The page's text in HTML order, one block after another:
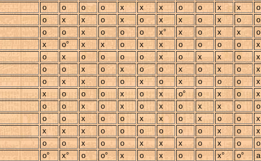
o o o o x x x o o x x o
o x x o x o x x o x o o
o o x o o o x° x o x x o
x o° x x o x x o o o o x
o x o o o o x o x x o x
o o x o x o o x o x o x
o x x o o x o x o o o x
x o o o x o x o° o x o x
o o x o x o x o x x o o
o o x o o x x o x o o x
x x x o o o o o o x o x
o o x o o x x x o x o o
o° x° o o° x o x o o x° o° a